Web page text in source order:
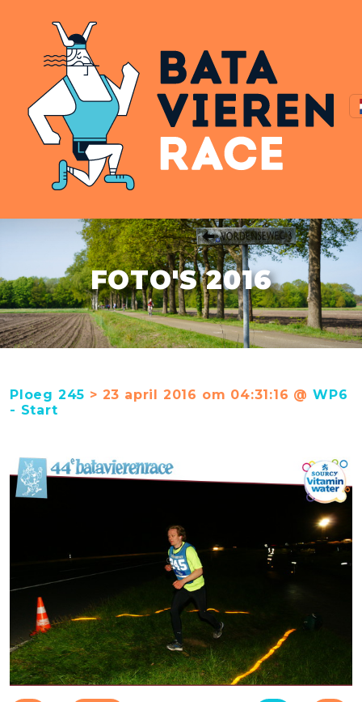
FOTO'S 2016
Ploeg 245 > 23 april 2016 om 04:31:16 @WP6
- Start